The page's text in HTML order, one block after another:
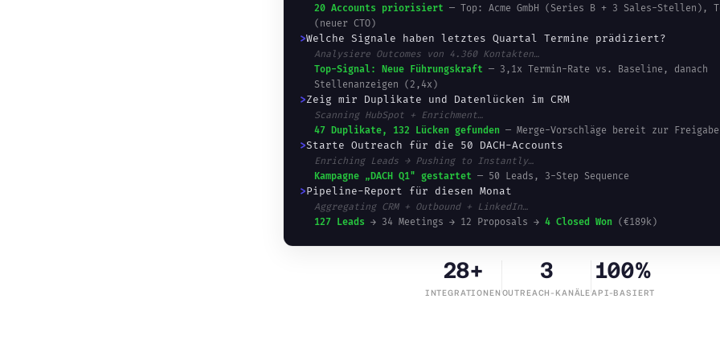
20 Accounts priorisiert — Top: Acme GmbH (Series B + 3 Sales-Stellen),
(neuer CTO)
>Welche Signale haben letztes Quartal Termine prädiziert?
Analysiere Outcomes von 4.360 Kontakten…
Top-Signal: Neue Führungskraft — 3,1x Termin-Rate vs. Baseline, danach
Stellenanzeigen (2,4x)
>Zeig mir Duplikate und Datenlücken im CRM
Scanning HubSpot + Enrichment…
47 Duplikate, 132 Lücken gefunden — Merge-Vorschläge bereit zur Freigabe
>Starte Outreach für die 50 DACH-Accounts
Enriching Leads → Pushing to Instantly…
Kampagne „DACH Q1" gestartet — 50 Leads, 3-Step Sequence
>Pipeline-Report für diesen Monat
Aggregating CRM + Outbound + LinkedIn…
127 Leads → 34 Meetings → 12 Proposals → 4 Closed Won (€189k)
28+
INTEGRATIONEN
3
OUTREACH-KANÄLE
100%
API-BASIERT